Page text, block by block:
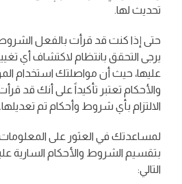
تحديث لها.
حتى إذا كنت قد قرأت بالفعل
يرجى التحقق بانتظام لاكتشاف أي
عليها، حيث أن مواصلتك استخدام
والأحكام تعتبر تأكيداً على أنك قد
الالتزام بأي شروط وأحكام تم تعديلها.
لمساعدتك في العثور على المعلومات
بتقسيم الشروط والأحكام السارية
التالي: